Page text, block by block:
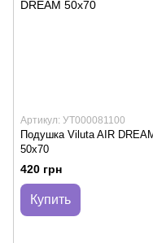
Артикул: УТ000081100
Подушка Viluta AIR
50х70
420 грн
Купить